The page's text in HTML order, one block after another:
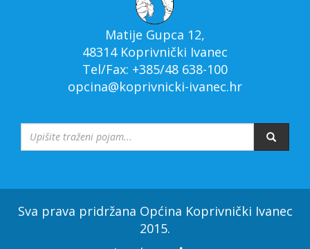
Matije Gupca 12,
48314 Koprivnički Ivanec
Tel/Fax: +385/48 638-100
opcina@koprivnicki-ivanec.hr
Sva prava pridržana Općina Koprivnički Ivanec
2015.